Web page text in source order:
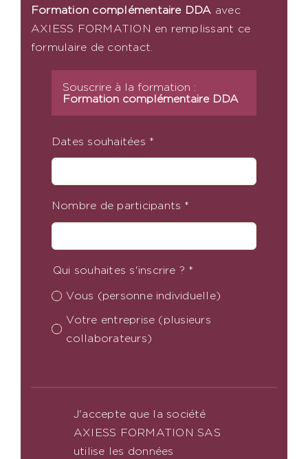
Formation complémentaire DDA avec
AXIESS FORMATION en remplissant ce
formulaire de contact.
Souscrire à la formation :
Formation complémentaire DDA
Dates souhaitées *
Nombre de participants *
Qui souhaites s'inscrire ? *
Vous (personne individuelle)
Votre entreprise (plusieurs
collaborateurs)
J'accepte que la société
AXIESS FORMATION SAS
utilise les données